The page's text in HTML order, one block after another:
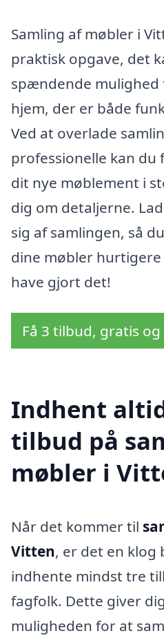
Samling af møbler i
praktisk opgave, det
spændende mulighed
hjem, der er både
Ved at overlade
professionelle kan du
dit nye møblement i
dig om detaljerne.
sig af samlingen, så
dine møbler
have gjort det!
Få 3 tilbud, gratis
Indhent
tilbud på
møbler i
Når det kommer til
Vitten, er det en klog
indhente mindst tre
fagfolk. Dette giver
muligheden for at